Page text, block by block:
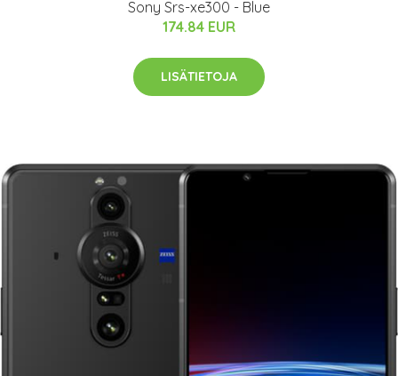
Sony Srs-xe300 - Blue
174.84 EUR
LISÄTIETOJA